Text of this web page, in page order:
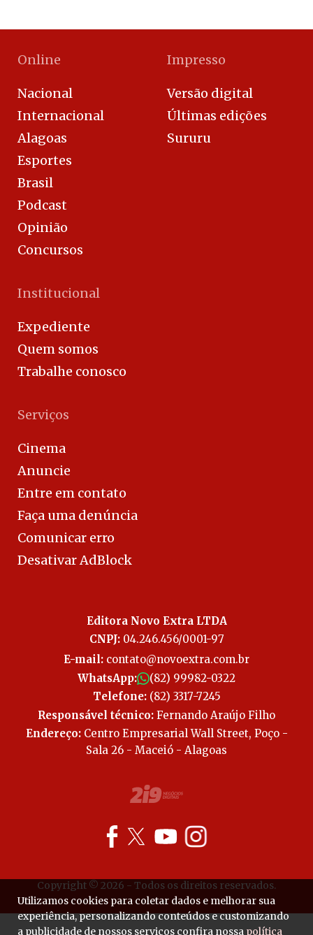
Online
Nacional
Internacional
Alagoas
Esportes
Brasil
Podcast
Opinião
Concursos
Impresso
Versão digital
Últimas edições
Sururu
Institucional
Expediente
Quem somos
Trabalhe conosco
Serviços
Cinema
Anuncie
Entre em contato
Faça uma denúncia
Comunicar erro
Desativar AdBlock
Editora Novo Extra LTDA
CNPJ:04.246.456/0001-97
E-mail: contato@novoextra.com.br
WhatsApp:
(82) 99982-0322
Telefone:(82) 3317-7245
Responsável técnico: Fernando Araújo Filho
Endereço:Centro Empresarial Wall Street, Poço -
Sala 26 - Maceió - Alagoas
Copyright © 2026 - Todos os direitos reservados.
Utilizamos cookies para coletar dados e melhorar sua
experiência, personalizando conteúdos e customizando
a publicidade de nossos serviços confira nossa política